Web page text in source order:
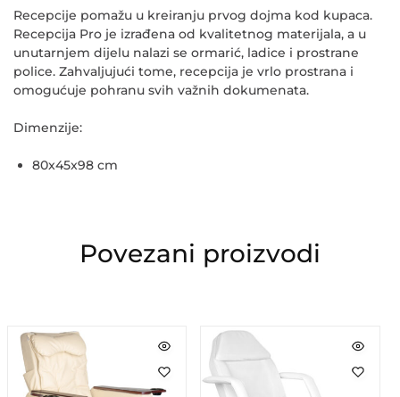
Recepcije pomažu u kreiranju prvog dojma kod kupaca.
Recepcija Pro je izrađena od kvalitetnog materijala, a u
unutarnjem dijelu nalazi se ormarić, ladice i prostrane
police. Zahvaljujući tome, recepcija je vrlo prostrana i
omogućuje pohranu svih važnih dokumenata.
Dimenzije:
80x45x98 cm
Povezani proizvodi